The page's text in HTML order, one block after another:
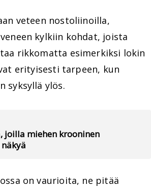
veteen nostoliinoilla,
kylkiin kohdat, joista
rikkomatta esimerkiksi lokin
erityisesti tarpeen, kun
syksyllä ylös.
joilla miehen krooninen
on vaurioita, ne pitää